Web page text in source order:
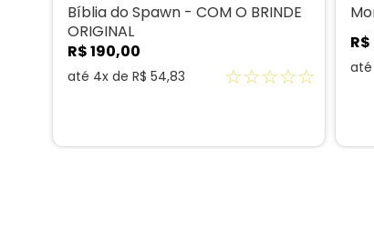
Bíblia do Spawn - COM O BRINDE
ORIGINAL
R$190,00
até 4x de R$ 54,83 ☆☆☆☆☆
R$
até